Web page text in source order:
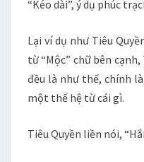
“Kéo dài”, ý dụ phúc
Lại ví dụ như Tiêu
từ “Mộc” chữ bên
đều là như thế, chính
một thế hệ từ cái gì.
Tiêu Quyền liền nói,